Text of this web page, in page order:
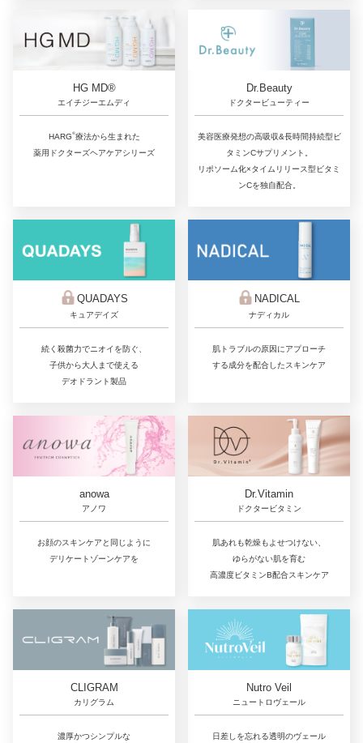
HG MD®
エイチジーエムディ
HARG®療法から生まれた
薬用ドクターズヘアケアシリーズ
Dr.Beauty
ドクタービューティー
美容医療発想の高吸収&長時間持続型ビ
タミンCサプリメント。
リポソーム化×タイムリリース型ビタミ
ンCを独自配合。
QUADAYS
キュアデイズ
続く殺菌力でニオイを防ぐ、
子供から大人まで使える
デオドラント製品
NADICAL
ナディカル
肌トラブルの原因にアプローチ
する成分を配合したスキンケア
anowa
アノワ
お顔のスキンケアと同じように
デリケートゾーンケアを
Dr.Vitamin
ドクタービタミン
肌あれも乾燥もよせつけない、
ゆらがない肌を育む
高濃度ビタミンB配合スキンケア
CLIGRAM
カリグラム
濃厚かつシンプルな
Nutro Veil
ニュートロヴェール
日差しを忘れる透明のヴェール